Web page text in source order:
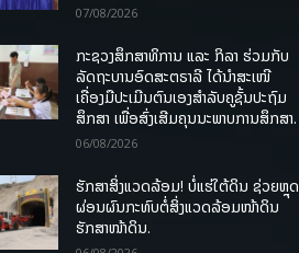
07/08/2026
ກະຊວງສຶກສາທິການ ແລະ ກິລາ ຮ່ວມກັບ
ລັດຖະບານອົດສະຕຣາລີ ໄດ້ນຳສະເໜີ
ເຄື່ອງມືປະເມີນຕົນເອງສຳລັບຄູຊັ້ນປະຖົມ
ສຶກສາ ເພື່ອສົ່ງເສີມຄຸນນະພາບການສຶກສາ.
06/08/2026
ຮັກສາສິ່ງແວດລ້ອມ! ບໍ່ແຮ່ໃຕ້ດິນ ຊ່ວຍຫຼຸດ
ຜ່ອນຜົນກະທົບຕໍ່ສິ່ງແວດລ້ອມໜ້າດິນ
ຮັກສາໜ້າດິນ.